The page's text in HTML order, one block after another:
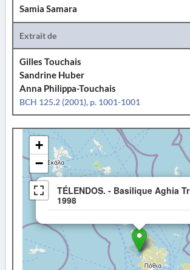
Samia Samara
Extrait de
Gilles Touchais
Sandrine Huber
Anna Philippa-Touchais
BCH 125.2 (2001), p. 1001-1001
TÉLENDOS. - Basilique Aghia
1998
+
−